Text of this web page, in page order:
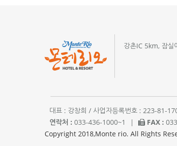
강촌IC 5km, 잠실
대표 : 강창희 / 사업자등록번호 : 223-81-
연락처 : 033-436-1000~1 | FAX :
Copyright 2018,Monte rio. All Rights